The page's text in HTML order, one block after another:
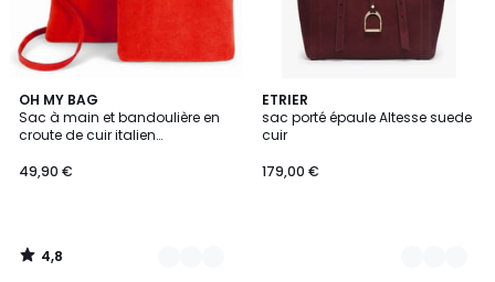
OH MY BAG
Sac à main et bandoulière en
croute de cuir italien
49,90 €
4,8
/ 5
15
Couleurs
4,8
/
ETRIER
sac porté épaule Altesse suede
cuir
179,00 €
3
Couleurs